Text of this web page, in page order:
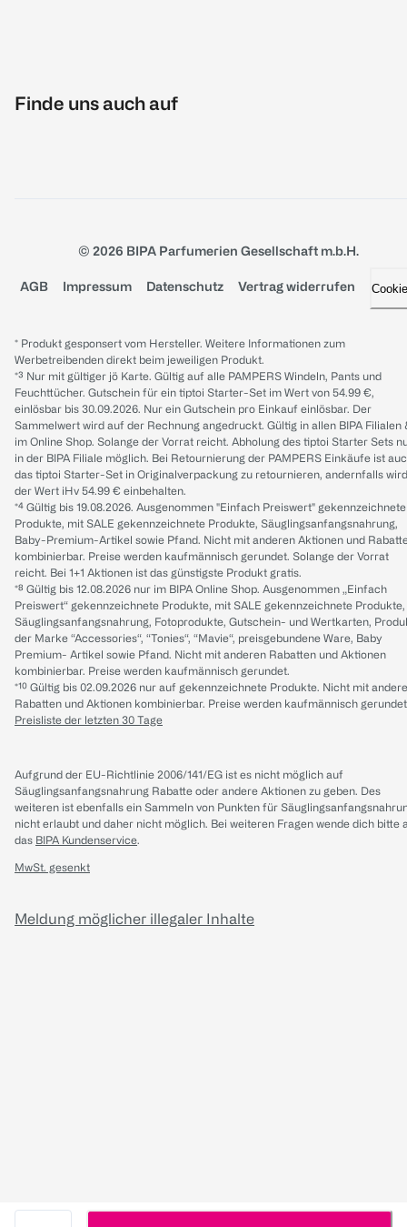
Finde uns auch auf
© 2026 BIPA Parfumerien Gesellschaft m.b.H.
AGB Impressum Datenschutz Vertrag widerrufen
* Produkt gesponsert vom Hersteller. Weitere Informationen zum
Werbetreibenden direkt beim jeweiligen Produkt.
*³ Nur mit gültiger jö Karte. Gültig auf alle PAMPERS Windeln, Pants und
Feuchttücher. Gutschein für ein tiptoi Starter-Set im Wert von 54.99 €,
einlösbar bis 30.09.2026. Nur ein Gutschein pro Einkauf einlösbar. Der
Sammelwert wird auf der Rechnung angedruckt. Gültig in allen BIPA Filialen
im Online Shop. Solange der Vorrat reicht. Abholung des tiptoi Starter Sets
in der BIPA Filiale möglich. Bei Retournierung der PAMPERS Einkäufe ist
das tiptoi Starter-Set in Originalverpackung zu retournieren, andernfalls wird
der Wert iHv 54.99 € einbehalten.
*⁴ Gültig bis 19.08.2026. Ausgenommen "Einfach Preiswert" gekennzeichnete
Produkte, mit SALE gekennzeichnete Produkte, Säuglingsanfangsnahrung,
Baby-Premium-Artikel sowie Pfand. Nicht mit anderen Aktionen und
kombinierbar. Preise werden kaufmännisch gerundet. Solange der Vorrat
reicht. Bei 1+1 Aktionen ist das günstigste Produkt gratis.
*⁸ Gültig bis 12.08.2026 nur im BIPA Online Shop. Ausgenommen „Einfach
Preiswert“ gekennzeichnete Produkte, mit SALE gekennzeichnete Produkte,
Säuglingsanfangsnahrung, Fotoprodukte, Gutschein- und Wertkarten,
der Marke “Accessories“, “Tonies“, “Mavie“, preisgebundene Ware, Baby
Premium- Artikel sowie Pfand. Nicht mit anderen Rabatten und Aktionen
kombinierbar. Preise werden kaufmännisch gerundet.
*¹⁰ Gültig bis 02.09.2026 nur auf gekennzeichnete Produkte. Nicht mit
Rabatten und Aktionen kombinierbar. Preise werden kaufmännisch
Preisliste der letzten 30 Tage
Aufgrund der EU-Richtlinie 2006/141/EG ist es nicht möglich auf
Säuglingsanfangsnahrung Rabatte oder andere Aktionen zu geben. Des
weiteren ist ebenfalls ein Sammeln von Punkten für
nicht erlaubt und daher nicht möglich. Bei weiteren Fragen wende dich bitte
das BIPA Kundenservice.
MwSt. gesenkt
Meldung möglicher illegaler Inhalte